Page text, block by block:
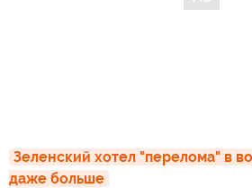
Зеленский хотел "перелома" в
даже больше